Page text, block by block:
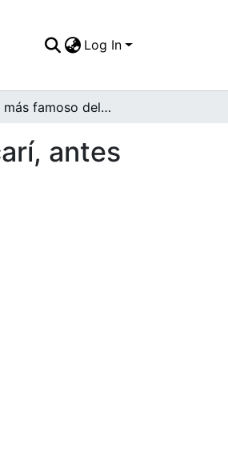
Log In
El árbol más famoso del Valle del Cauca: el Samán de Guacarí, antes de su muerte natural
antes